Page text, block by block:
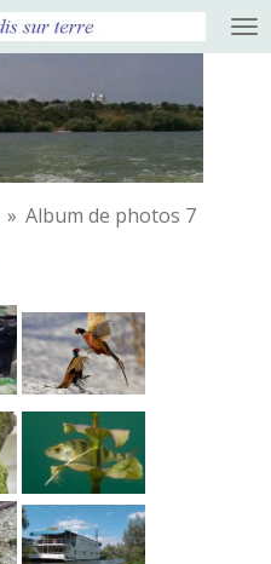
» Album de photos 7